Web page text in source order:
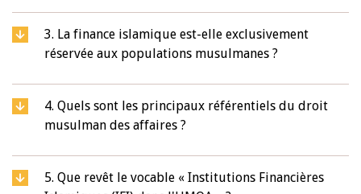
3. La finance islamique est-elle exclusivement
réservée aux populations musulmanes ?
4. Quels sont les principaux référentiels du droit
musulman des affaires ?
5. Que revêt le vocable « Institutions Financières